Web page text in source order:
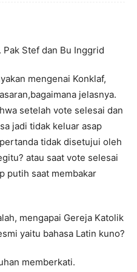
Stef dan Bu Inggrid
mengenai Konklaf,
jelasnya.
setelah vote selesai dan
jadi tidak keluar asap
tidak disetujui oleh
atau saat vote selesai
putih saat membakar
mengapai Gereja Katolik
yaitu bahasa Latin kuno?
memberkati.